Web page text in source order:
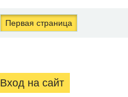
Первая страница
Вход на сайт